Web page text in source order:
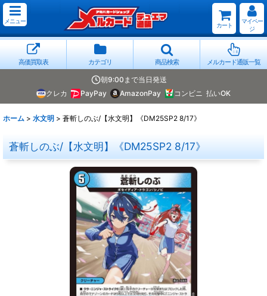
メニュー
カート
マイペー
ジ
高価買取表 カテゴリ 商品検索 メルカード通販一覧
朝9:00まで当日発送
クレカ
PayPay AmazonPay コンビニ 払いOK
ホーム > 水文明 > 蒼斬しのぶ/【水文明】《DM25SP2 8/17》
蒼斬しのぶ/【水文明】《DM25SP2 8/17》